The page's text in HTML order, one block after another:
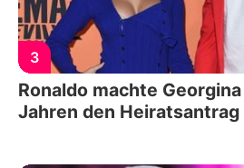
3
Ronaldo machte
Jahren den Heiratsantrag